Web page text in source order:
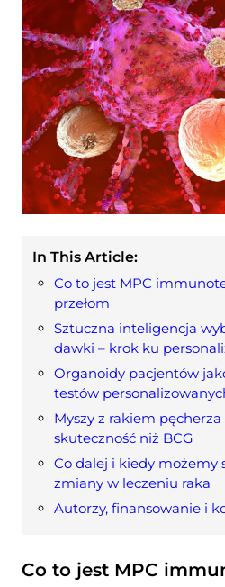
In This Article:
Co to jest MPC
przełom
Sztuczna inteligencja
dawki – krok ku
Organoidy pacjentów
testów
Myszy z rakiem pęcherza
skuteczność niż BCG
Co dalej i kiedy możemy
zmiany w leczeniu raka
Autorzy, finansowanie i
Co to jest MPC